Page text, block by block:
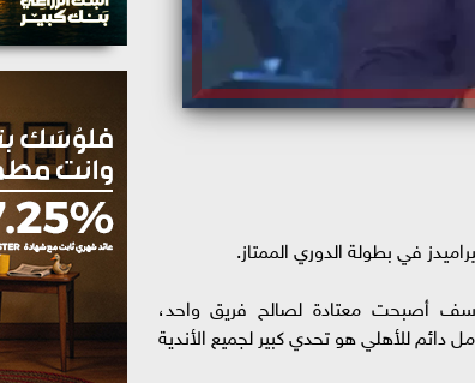
في بطولة الدوري الممتاز.
أصبحت معتادة لصالح فريق واحد،
دائم للأهلي هو تحدي كبير لجميع الأندية